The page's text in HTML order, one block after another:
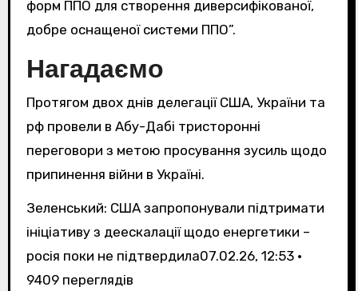
форм ППО для створення диверсифікованої,
добре оснащеної системи ППО”.
Нагадаємо
Протягом двох днів делегації США, України та
рф провели в Абу-Дабі тристоронні
переговори з метою просування зусиль щодо
припинення війни в Україні.
Зеленський: США запропонували підтримати
ініціативу з деескалації щодо енергетики –
росія поки не підтвердила07.02.26, 12:53 •
9409 переглядiв